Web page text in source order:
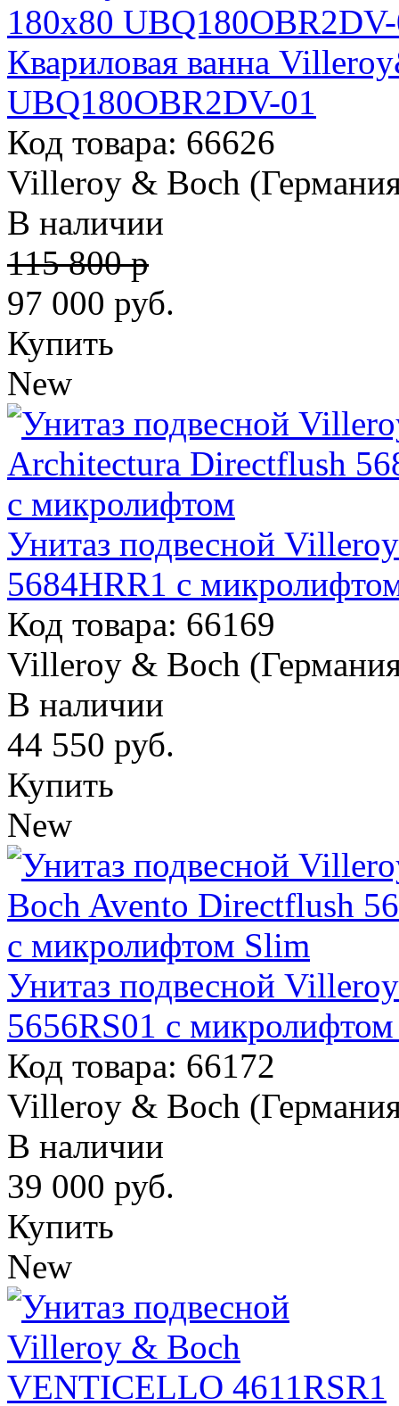
Квариловая ванна
UBQ180OBR2DV-01
Код товара: 66626
Villeroy & Boch
В наличии
115 800 р
97 000 руб.
Купить
New
Унитаз подвесной
5684HRR1 с
Код товара: 66169
Villeroy & Boch
В наличии
44 550 руб.
Купить
New
Унитаз подвесной
5656RS01 с
Код товара: 66172
Villeroy & Boch
В наличии
39 000 руб.
Купить
New